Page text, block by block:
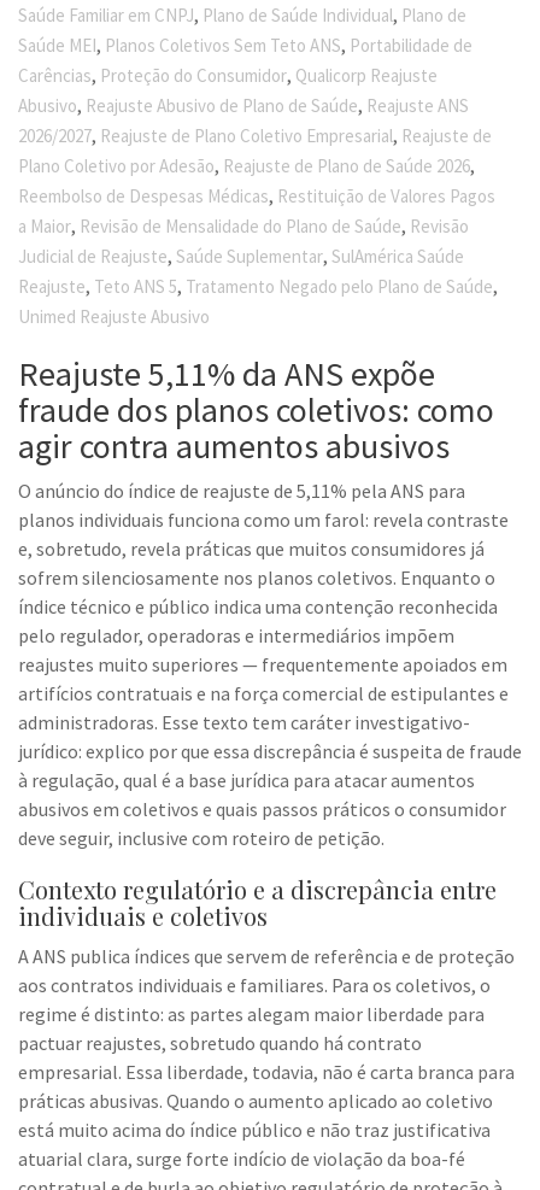
Saúde Familiar em CNPJ, Plano de Saúde Individual, Plano de
Saúde MEI, Planos Coletivos Sem Teto ANS, Portabilidade de
Carências, Proteção do Consumidor, Qualicorp Reajuste
Abusivo, Reajuste Abusivo de Plano de Saúde, Reajuste ANS
2026/2027, Reajuste de Plano Coletivo Empresarial, Reajuste de
Plano Coletivo por Adesão, Reajuste de Plano de Saúde 2026,
Reembolso de Despesas Médicas, Restituição de Valores Pagos
a Maior, Revisão de Mensalidade do Plano de Saúde, Revisão
Judicial de Reajuste, Saúde Suplementar, SulAmérica Saúde
Reajuste, Teto ANS 5, Tratamento Negado pelo Plano de Saúde,
Unimed Reajuste Abusivo
Reajuste 5,11% da ANS expõe
fraude dos planos coletivos: como
agir contra aumentos abusivos
O anúncio do índice de reajuste de 5,11% pela ANS para
planos individuais funciona como um farol: revela contraste
e, sobretudo, revela práticas que muitos consumidores já
sofrem silenciosamente nos planos coletivos. Enquanto o
índice técnico e público indica uma contenção reconhecida
pelo regulador, operadoras e intermediários impõem
reajustes muito superiores — frequentemente apoiados em
artifícios contratuais e na força comercial de estipulantes e
administradoras. Esse texto tem caráter investigativo-
jurídico: explico por que essa discrepância é suspeita de fraude
à regulação, qual é a base jurídica para atacar aumentos
abusivos em coletivos e quais passos práticos o consumidor
deve seguir, inclusive com roteiro de petição.
Contexto regulatório e a discrepância entre
individuais e coletivos
A ANS publica índices que servem de referência e de proteção
aos contratos individuais e familiares. Para os coletivos, o
regime é distinto: as partes alegam maior liberdade para
pactuar reajustes, sobretudo quando há contrato
empresarial. Essa liberdade, todavia, não é carta branca para
práticas abusivas. Quando o aumento aplicado ao coletivo
está muito acima do índice público e não traz justificativa
atuarial clara, surge forte indício de violação da boa-fé